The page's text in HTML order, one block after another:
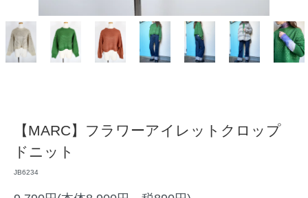
【MARC】フラワーアイレットクロップ
ドニット
JB6234